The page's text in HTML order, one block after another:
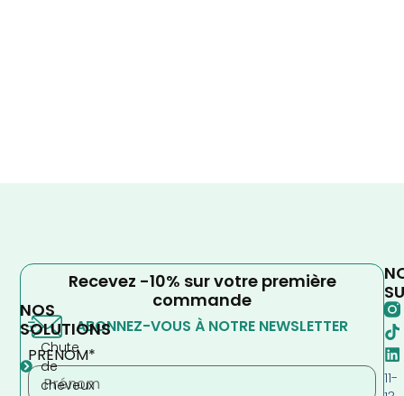
Recevez -10% sur votre première
commande
ABONNEZ-VOUS À NOTRE NEWSLETTER
PRENOM*
NOS
SOLUTIONS
Chute
de
cheveux
11-